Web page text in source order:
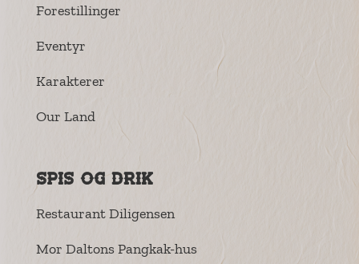
Forestillinger
Eventyr
Karakterer
Our Land
Spis og drik
Restaurant Diligensen
Mor Daltons Pangkak-hus